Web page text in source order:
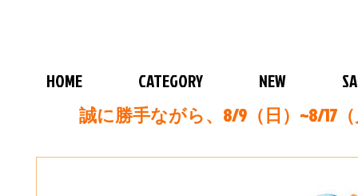
HOME CATEGORY NEW
誠に勝手ながら、8/9（日）~8/17